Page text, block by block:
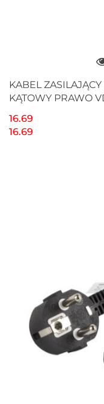
KABEL
KĄTOWY PRAWO
16.69
16.69